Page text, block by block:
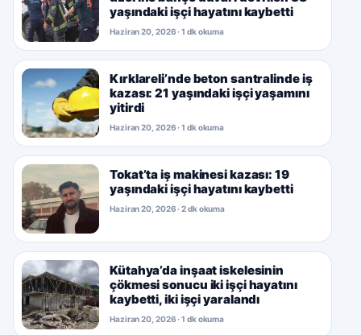
yaşındaki işçi hayatını kaybetti
Haziran 20, 2026 · 1 dk okuma
Kırklareli’nde beton santralinde iş
kazası: 21 yaşındaki işçi yaşamını
yitirdi
Haziran 20, 2026 · 1 dk okuma
Tokat’ta iş makinesi kazası: 19
yaşındaki işçi hayatını kaybetti
Haziran 20, 2026 · 2 dk okuma
Kütahya’da inşaat iskelesinin
çökmesi sonucu iki işçi hayatını
kaybetti, iki işçi yaralandı
Haziran 20, 2026 · 1 dk okuma